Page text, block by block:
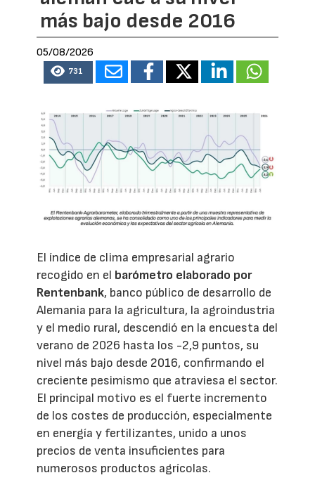
más bajo desde 2016
05/08/2026
731
El índice de clima empresarial agrario
recogido en el barómetro elaborado por
Rentenbank, banco público de desarrollo de
Alemania para la agricultura, la agroindustria
y el medio rural, descendió en la encuesta del
verano de 2026 hasta los -2,9 puntos, su
nivel más bajo desde 2016, confirmando el
creciente pesimismo que atraviesa el sector.
El principal motivo es el fuerte incremento
de los costes de producción, especialmente
en energía y fertilizantes, unido a unos
precios de venta insuficientes para
numerosos productos agrícolas.